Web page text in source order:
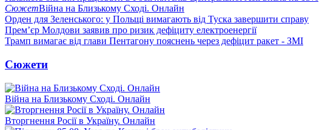
СюжетВійна на Близькому Сході. Онлайн
Орден для Зеленського: у Польщі вимагають від Туска завершити справу
Прем’єр Молдови заявив про ризик дефіциту електроенергії
Трамп вимагає від глави Пентагону пояснень через дефіцит ракет - ЗМІ
Сюжети
Війна на Близькому Сході. Онлайн
Вторгнення Росії в Україну. Онлайн